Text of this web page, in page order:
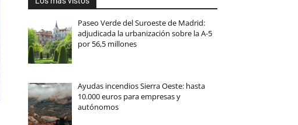
Paseo Verde del Suroeste de Madrid:
adjudicada la urbanización sobre la A-5
por 56,5 millones
Ayudas incendios Sierra Oeste: hasta
10.000 euros para empresas y
autónomos